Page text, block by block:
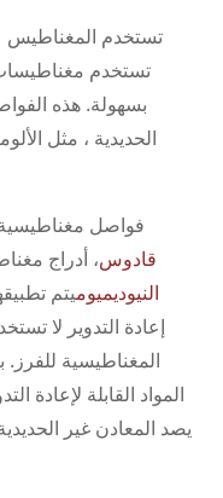
تستخدم المغناطيس
تستخدم
بسهولة. هذه
الحديدية ، مثل
فواصل مغناطيسية
قادوس، أدراج
النيوديميوميتم
إعادة التدوير لا
المغناطيسية
المواد القابلة لإعادة
يصد المعادن غير